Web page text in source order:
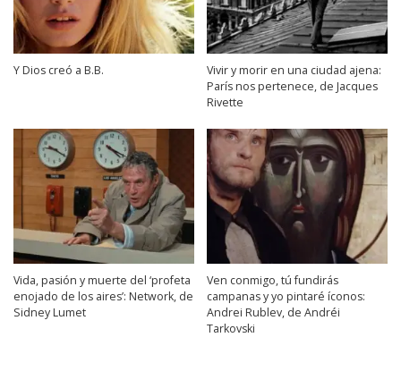
Y Dios creó a B.B.
Vivir y morir en una ciudad ajena:
París nos pertenece, de Jacques
Rivette
Vida, pasión y muerte del ‘profeta
enojado de los aires’: Network, de
Sidney Lumet
Ven conmigo, tú fundirás
campanas y yo pintaré íconos:
Andrei Rublev, de Andréi
Tarkovski